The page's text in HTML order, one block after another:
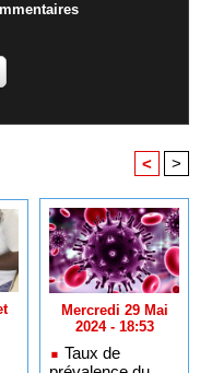
< >
Mercredi 29 Mai
2024 - 18:53
Taux de